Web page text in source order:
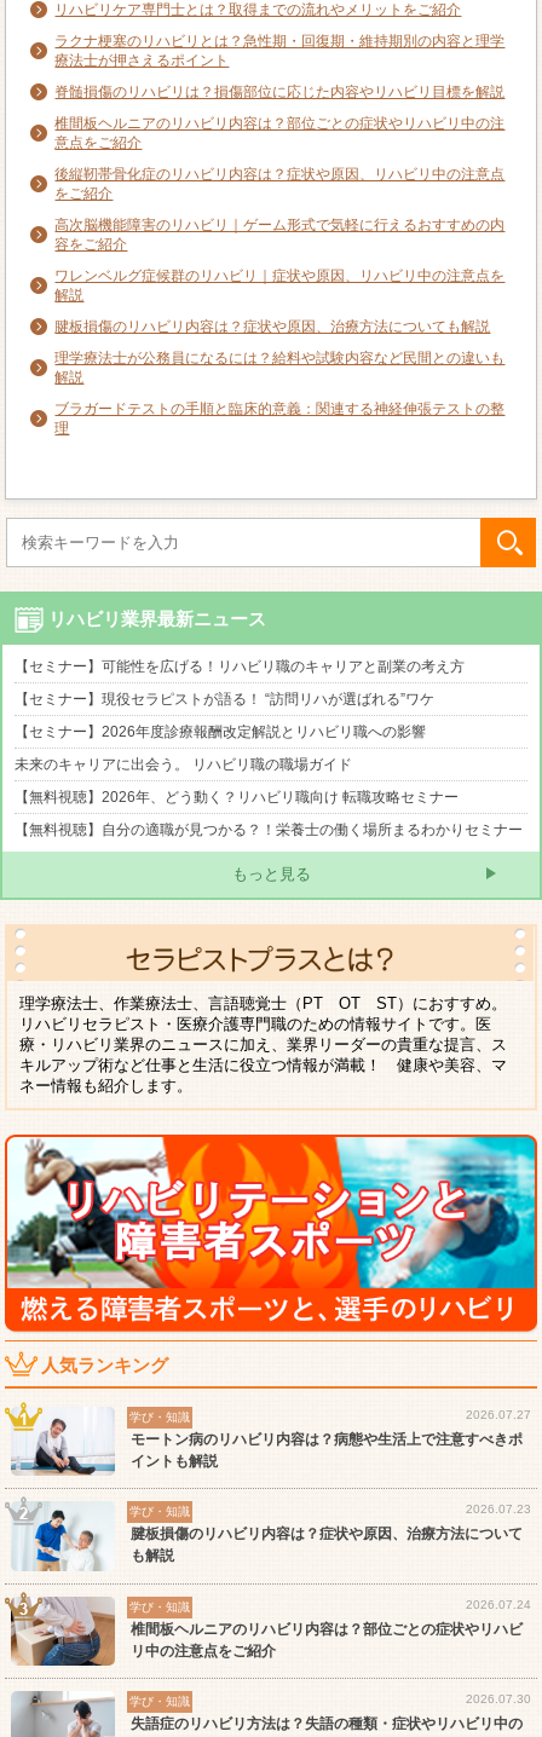
リハビリケア専門士とは？取得までの流れやメリットをご紹介
ラクナ梗塞のリハビリとは？急性期・回復期・維持期別の内容と理学
療法士が押さえるポイント
脊髄損傷のリハビリは？損傷部位に応じた内容やリハビリ目標を解説
椎間板ヘルニアのリハビリ内容は？部位ごとの症状やリハビリ中の注
意点をご紹介
後縦靭帯骨化症のリハビリ内容は？症状や原因、リハビリ中の注意点
をご紹介
高次脳機能障害のリハビリ｜ゲーム形式で気軽に行えるおすすめの内
容をご紹介
ワレンベルグ症候群のリハビリ｜症状や原因、リハビリ中の注意点を
解説
腱板損傷のリハビリ内容は？症状や原因、治療方法についても解説
理学療法士が公務員になるには？給料や試験内容など民間との違いも
解説
ブラガードテストの手順と臨床的意義：関連する神経伸張テストの整
理
リハビリ業界最新ニュース
【セミナー】可能性を広げる！リハビリ職のキャリアと副業の考え方
【セミナー】現役セラピストが語る！ “訪問リハが選ばれる”ワケ
【セミナー】2026年度診療報酬改定解説とリハビリ職への影響
未来のキャリアに出会う。 リハビリ職の職場ガイド
【無料視聴】2026年、どう動く？リハビリ職向け 転職攻略セミナー
【無料視聴】自分の適職が見つかる？！栄養士の働く場所まるわかりセミナー
もっと見る
理学療法士、作業療法士、言語聴覚士（PT OT ST）におすすめ。
リハビリセラピスト・医療介護専門職のための情報サイトです。医
療・リハビリ業界のニュースに加え、業界リーダーの貴重な提言、ス
キルアップ術など仕事と生活に役立つ情報が満載！ 健康や美容、マ
ネー情報も紹介します。
人気ランキング
学び・知識 2026.07.27
モートン病のリハビリ内容は？病態や生活上で注意すべきポ
イントも解説
学び・知識 2026.07.23
腱板損傷のリハビリ内容は？症状や原因、治療方法について
も解説
学び・知識 2026.07.24
椎間板ヘルニアのリハビリ内容は？部位ごとの症状やリハビ
リ中の注意点をご紹介
学び・知識 2026.07.30
失語症のリハビリ方法は？失語の種類・症状やリハビリ中の